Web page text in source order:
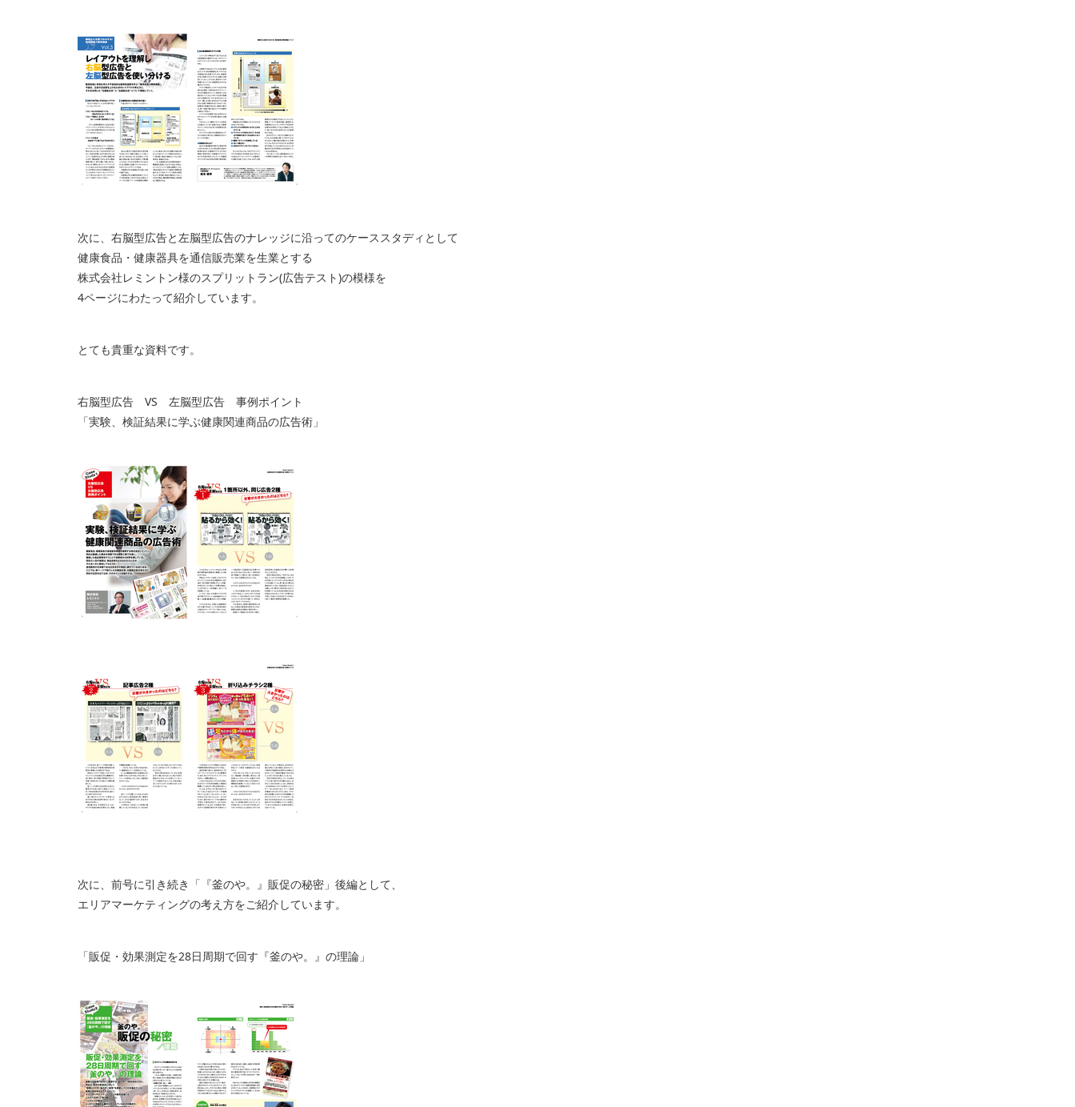
次に、右脳型広告と左脳型広告のナレッジに沿ってのケーススタディとして
健康食品・健康器具を通信販売業を生業とする
株式会社レミントン様のスプリットラン(広告テスト)の模様を
4ページにわたって紹介しています。
とても貴重な資料です。
右脳型広告 VS 左脳型広告 事例ポイント
「実験、検証結果に学ぶ健康関連商品の広告術」
次に、前号に引き続き「『釜のや。』販促の秘密」後編として、
エリアマーケティングの考え方をご紹介しています。
「販促・効果測定を28日周期で回す『釜のや。』の理論」